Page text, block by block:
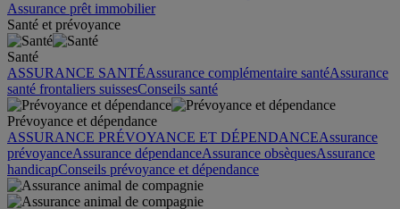
Assurance prêt immobilier
Santé et prévoyance
Santé
ASSURANCE SANTÉAssurance complémentaire santéAssurance
santé frontaliers suissesConseils santé
Prévoyance et dépendance
ASSURANCE PRÉVOYANCE ET DÉPENDANCEAssurance
prévoyanceAssurance dépendanceAssurance obsèquesAssurance
handicapConseils prévoyance et dépendance